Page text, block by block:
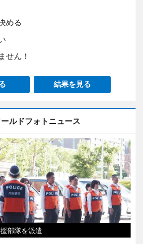
める
せん！
結果を見る
ールドフォトニュース
部隊を派遣